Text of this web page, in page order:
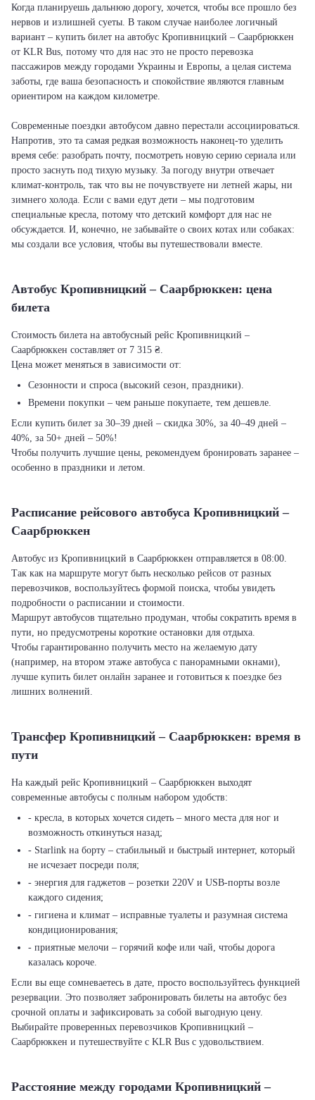
Когда планируешь дальнюю дорогу, хочется, чтобы все прошло без
нервов и излишней суеты. В таком случае наиболее логичный
вариант – купить билет на автобус Кропивницкий – Саарбрюккен
от KLR Bus, потому что для нас это не просто перевозка
пассажиров между городами Украины и Европы, а целая система
заботы, где ваша безопасность и спокойствие являются главным
ориентиром на каждом километре.
Современные поездки автобусом давно перестали ассоциироваться.
Напротив, это та самая редкая возможность наконец-то уделить
время себе: разобрать почту, посмотреть новую серию сериала или
просто заснуть под тихую музыку. За погоду внутри отвечает
климат-контроль, так что вы не почувствуете ни летней жары, ни
зимнего холода. Если с вами едут дети – мы подготовим
специальные кресла, потому что детский комфорт для нас не
обсуждается. И, конечно, не забывайте о своих котах или собаках:
мы создали все условия, чтобы вы путешествовали вместе.
Автобус Кропивницкий – Саарбрюккен: цена
билета
Стоимость билета на автобусный рейс Кропивницкий –
Саарбрюккен составляет от 7 315 ₴.
Цена может меняться в зависимости от:
Сезонности и спроса (высокий сезон, праздники).
Времени покупки – чем раньше покупаете, тем дешевле.
Если купить билет за 30–39 дней – скидка 30%, за 40–49 дней –
40%, за 50+ дней – 50%!
Чтобы получить лучшие цены, рекомендуем бронировать заранее –
особенно в праздники и летом.
Расписание рейсового автобуса Кропивницкий –
Саарбрюккен
Автобус из Кропивницкий в Саарбрюккен отправляется в 08:00.
Так как на маршруте могут быть несколько рейсов от разных
перевозчиков, воспользуйтесь формой поиска, чтобы увидеть
подробности о расписании и стоимости.
Маршрут автобусов тщательно продуман, чтобы сократить время в
пути, но предусмотрены короткие остановки для отдыха.
Чтобы гарантированно получить место на желаемую дату
(например, на втором этаже автобуса с панорамными окнами),
лучше купить билет онлайн заранее и готовиться к поездке без
лишних волнений.
Трансфер Кропивницкий – Саарбрюккен: время в
пути
На каждый рейс Кропивницкий – Саарбрюккен выходят
современные автобусы с полным набором удобств:
- кресла, в которых хочется сидеть – много места для ног и
возможность откинуться назад;
- Starlink на борту – стабильный и быстрый интернет, который
не исчезает посреди поля;
- энергия для гаджетов – розетки 220V и USB-порты возле
каждого сидения;
- гигиена и климат – исправные туалеты и разумная система
кондиционирования;
- приятные мелочи – горячий кофе или чай, чтобы дорога
казалась короче.
Если вы еще сомневаетесь в дате, просто воспользуйтесь функцией
резервации. Это позволяет забронировать билеты на автобус без
срочной оплаты и зафиксировать за собой выгодную цену.
Выбирайте проверенных перевозчиков Кропивницкий –
Саарбрюккен и путешествуйте с KLR Bus с удовольствием.
Расстояние между городами Кропивницкий –